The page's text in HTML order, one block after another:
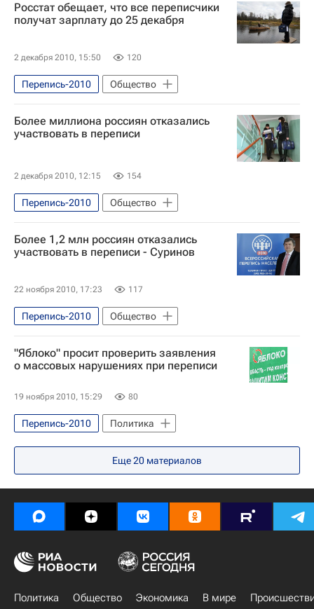
Росстат обещает, что все переписчики
получат зарплату до 25 декабря
2 декабря 2010, 15:50 120
Перепись-2010 Общество
Более миллиона россиян отказались
участвовать в переписи
2 декабря 2010, 12:15 154
Перепись-2010 Общество
Более 1,2 млн россиян отказались
участвовать в переписи - Суринов
22 ноября 2010, 17:23 117
Перепись-2010 Общество
"Яблоко" просит проверить заявления
о массовых нарушениях при переписи
19 ноября 2010, 15:29 80
Перепись-2010 Политика
Еще20 материалов
Политика Общество Экономика В мире